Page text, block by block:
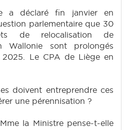
a déclaré fin janvier en
parlementaire que 30
de relocalisation de
Wallonie sont prolongés
Le CPA de Liège en
doivent entreprendre ces
une pérennisation ?
la Ministre pense-t-elle